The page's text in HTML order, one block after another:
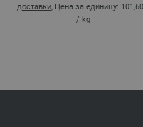
доставки, Цена за единицу:
/ kg